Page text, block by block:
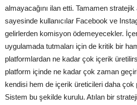
almayacağını ilan etti. Tamamen stratejik
sayesinde kullanıcılar Facebook ve
gelirlerden komisyon ödemeyecekler.
uygulamada tutmaları için de kritik bir
platformlardan ne kadar çok içerik
platform içinde ne kadar çok zaman
kendisi hem de içerik üreticileri daha çok
Sistem bu şekilde kurulu. Atılan bir